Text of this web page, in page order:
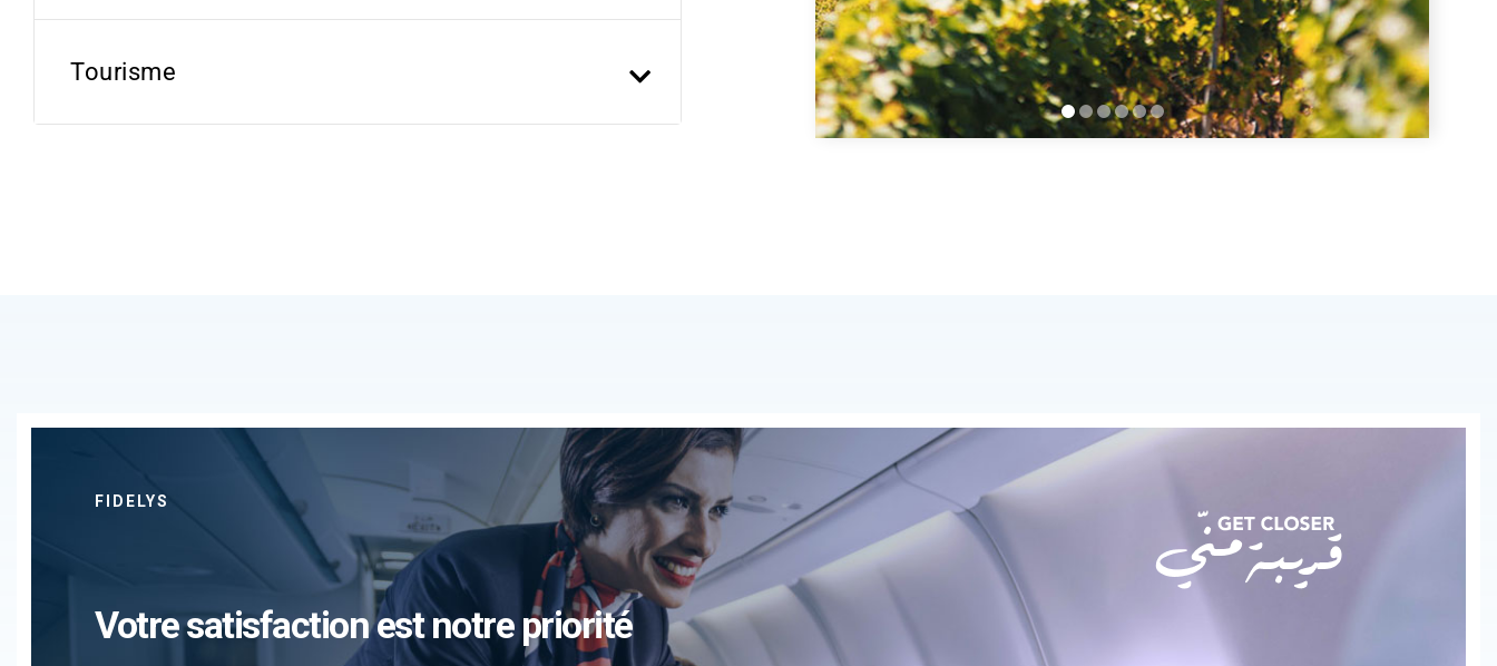
Tourisme
FIDELYS
Votre satisfaction est notre priorité